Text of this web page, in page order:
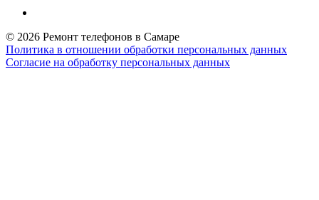
© 2026 Ремонт телефонов в Самаре
Политика в отношении обработки персональных данных
Согласие на обработку персональных данных